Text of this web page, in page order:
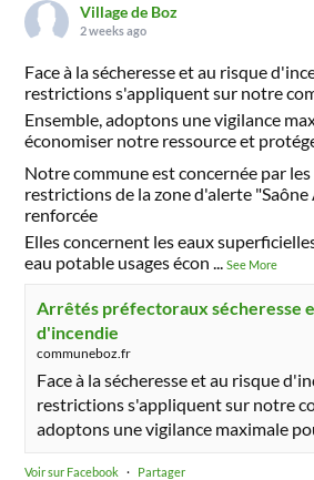
Village de Boz
2 weeks ago
Face à la sécheresse et au risque
restrictions s'appliquent sur notre
Ensemble, adoptons une vigilance
économiser notre ressource et
Notre commune est concernée par
restrictions de la zone d'alerte
renforcée
Elles concernent les eaux
eau potable usages écon
...See More
Arrêtés préfectoraux sécheresse
d'incendie
communeboz.fr
Face à la sécheresse et au risque
restrictions s'appliquent sur notre
adoptons une vigilance maximale
Voir sur Facebook · Partager